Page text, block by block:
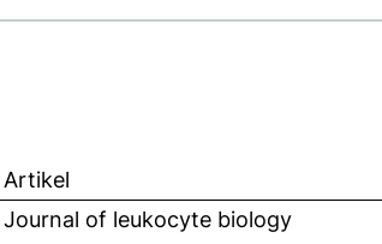
Artikel
Journal of leukocyte biology